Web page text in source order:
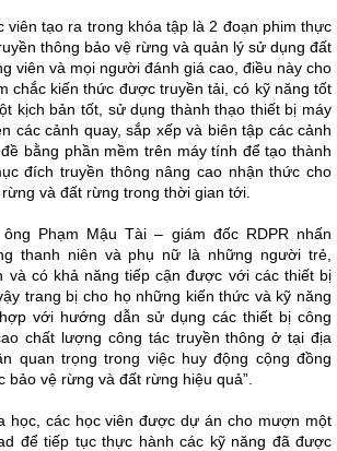
viên tạo ra trong khóa tập là 2 đoạn phim thực
thông bảo vệ rừng và quản lý sử dụng đất
viên và mọi người đánh giá cao, điều này cho
chắc kiến thức được truyền tải, có kỹ năng tốt
kịch bản tốt, sử dụng thành thạo thiết bị máy
các cảnh quay, sắp xếp và biên tập các cảnh
bằng phần mềm trên máy tính để tạo thành
đích truyền thông nâng cao nhận thức cho
và đất rừng trong thời gian tới.
Phạm Mậu Tài – giám đốc RDPR nhấn
thanh niên và phụ nữ là những người trẻ,
và có khả năng tiếp cận được với các thiết bị
trang bị cho họ những kiến thức và kỹ năng
với hướng dẫn sử dụng các thiết bị công
chất lượng công tác truyền thông ở tại địa
quan trọng trong việc huy động cộng đồng
bảo vệ rừng và đất rừng hiệu quả”.
học, các học viên được dự án cho mượn một
để tiếp tục thực hành các kỹ năng đã được